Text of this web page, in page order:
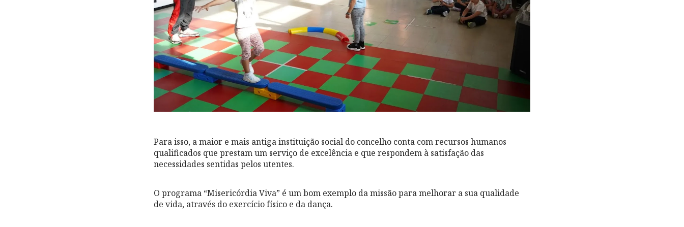
Para isso, a maior e mais antiga instituição social do concelho conta com recursos humanos
qualificados que prestam um serviço de excelência e que respondem à satisfação das
necessidades sentidas pelos utentes.
O programa “Misericórdia Viva” é um bom exemplo da missão para melhorar a sua qualidade
de vida, através do exercício físico e da dança.